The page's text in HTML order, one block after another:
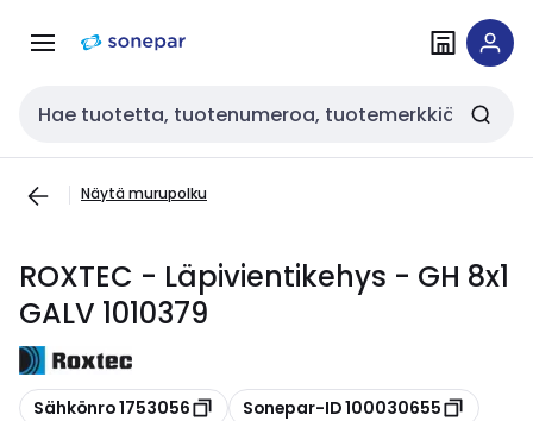
navigointiinsisältöön
Haku
Näytä murupolku
ROXTEC - Läpivientikehys - GH 8x1
GALV 1010379
Kopioi
Sähkönro 1753056 Kopioi
Sonepar-ID 100030655